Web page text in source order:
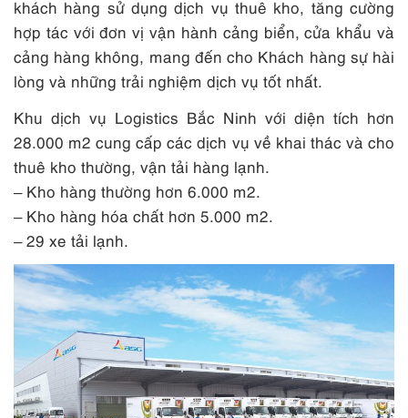
khách hàng sử dụng dịch vụ thuê kho, tăng cường
hợp tác với đơn vị vận hành cảng biển, cửa khẩu và
cảng hàng không, mang đến cho Khách hàng sự hài
lòng và những trải nghiệm dịch vụ tốt nhất.
Khu dịch vụ Logistics Bắc Ninh với diện tích hơn
28.000 m2 cung cấp các dịch vụ về khai thác và cho
thuê kho thường, vận tải hàng lạnh.
– Kho hàng thường hơn 6.000 m2.
– Kho hàng hóa chất hơn 5.000 m2.
– 29 xe tải lạnh.